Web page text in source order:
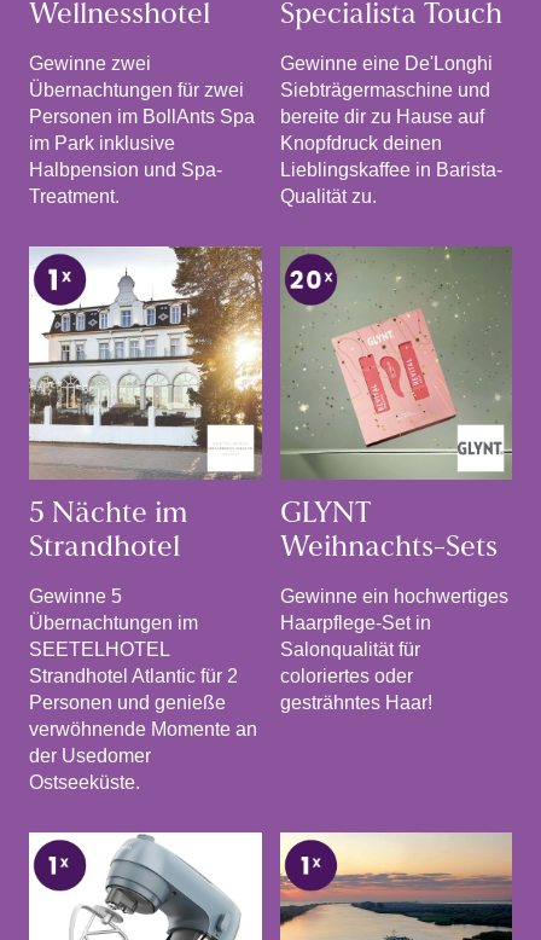
Wellnesshotel
Gewinne zwei
Übernachtungen für zwei
Personen im BollAnts Spa
im Park inklusive
Halbpension und Spa-
Treatment.
Specialista Touch
Gewinne eine De'Longhi
Siebträgermaschine und
bereite dir zu Hause auf
Knopfdruck deinen
Lieblingskaffee in Barista-
Qualität zu.
5 Nächte im
Strandhotel
Gewinne 5
Übernachtungen im
SEETELHOTEL
Strandhotel Atlantic für 2
Personen und genieße
verwöhnende Momente an
der Usedomer
Ostseeküste.
GLYNT
Weihnachts-Sets
Gewinne ein hochwertiges
Haarpflege-Set in
Salonqualität für
coloriertes oder
gesträhntes Haar!